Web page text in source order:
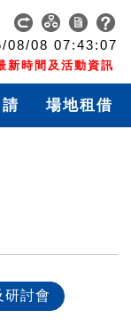
08/08 07:43:08
新時間及活動資訊
場地租借
研討會